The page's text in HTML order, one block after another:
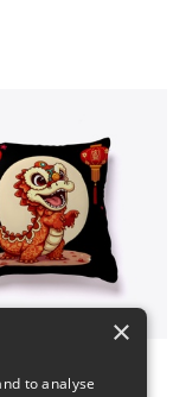
$29
×
to analyse